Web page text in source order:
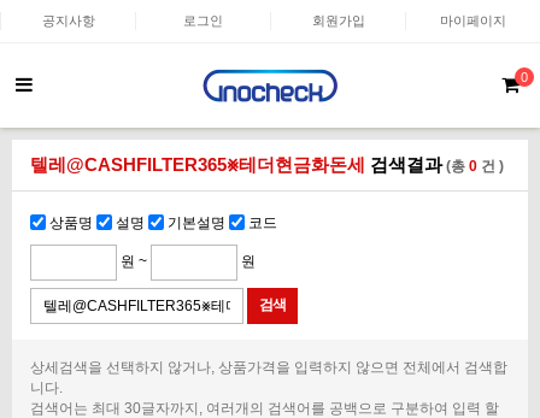
공지사항 로그인 회원가입 마이페이지
0
텔레@CASHFILTER365⨳테더현금화돈세 검색결과(총 0 건 )
상품명 설명 기본설명 코드
원 ~ 원
상세검색을 선택하지 않거나, 상품가격을 입력하지 않으면 전체에서 검색합
니다.
검색어는 최대 30글자까지, 여러개의 검색어를 공백으로 구분하여 입력 할